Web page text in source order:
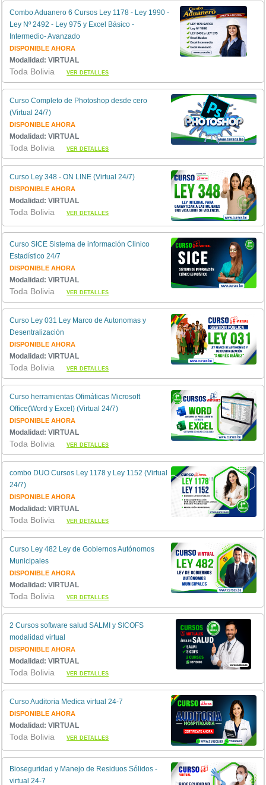
Combo Aduanero 6 Cursos Ley 1178 - Ley 1990 -
Ley Nº 2492 - Ley 975 y Excel Básico -
Intermedio- Avanzado
DISPONIBLE AHORA
Modalidad: VIRTUAL
Toda BoliviaVER DETALLES
Curso Completo de Photoshop desde cero
(Virtual 24/7)
DISPONIBLE AHORA
Modalidad: VIRTUAL
Toda BoliviaVER DETALLES
Curso Ley 348 - ON LINE (Virtual 24/7)
DISPONIBLE AHORA
Modalidad: VIRTUAL
Toda BoliviaVER DETALLES
Curso SICE Sistema de información Clinico
Estadístico 24/7
DISPONIBLE AHORA
Modalidad: VIRTUAL
Toda BoliviaVER DETALLES
Curso Ley 031 Ley Marco de Autonomas y
Desentralización
DISPONIBLE AHORA
Modalidad: VIRTUAL
Toda BoliviaVER DETALLES
Curso herramientas Ofimáticas Microsoft
Office(Word y Excel) (Virtual 24/7)
DISPONIBLE AHORA
Modalidad: VIRTUAL
Toda BoliviaVER DETALLES
combo DUO Cursos Ley 1178 y Ley 1152 (Virtual
24/7)
DISPONIBLE AHORA
Modalidad: VIRTUAL
Toda BoliviaVER DETALLES
Curso Ley 482 Ley de Gobiernos Autónomos
Municipales
DISPONIBLE AHORA
Modalidad: VIRTUAL
Toda BoliviaVER DETALLES
2 Cursos software salud SALMI y SICOFS
modalidad virtual
DISPONIBLE AHORA
Modalidad: VIRTUAL
Toda BoliviaVER DETALLES
Curso Auditoria Medica virtual 24-7
DISPONIBLE AHORA
Modalidad: VIRTUAL
Toda BoliviaVER DETALLES
Bioseguridad y Manejo de Residuos Sólidos -
virtual 24-7